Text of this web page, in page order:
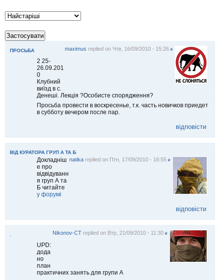
ПРОСЬБА maximus replied on Чтв, 16/09/2010 - 15:26 #
2 25-
26.09.201
0
Клубний
виїзд в с.
Денеші. Лекція ?Особисте спорядження?
Просьба провести в воскресенье, т.к. часть новичков приедет
в субботу вечером после пар.
відповісти
ВІД КУРАТОРА ГРУП А ТА Б
natikareplied on Птн, 17/09/2010 - 16:55 #
Докладніш
е про
відвідуванн
я груп А та
Б читайте
у форумі
відповісти
Nikonov-CTreplied on Втр, 21/09/2010 - 11:30 #
UPD:
дода
но
план
практичних занять для групи А